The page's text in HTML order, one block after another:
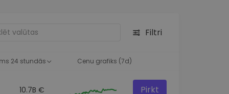
Filtri
24 stundās Cenu grafiks (7d)
10.7B € Pirkt